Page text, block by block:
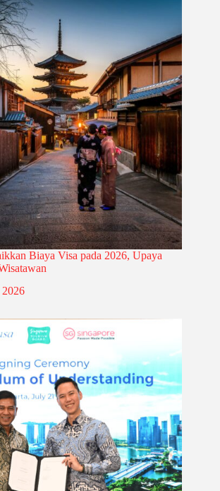
Biaya Visa pada 2026, Upaya